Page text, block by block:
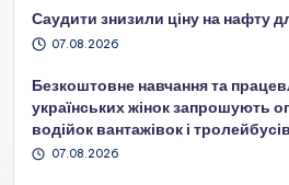
Саудити знизили ціну на нафту
07.08.2026
Безкоштовне навчання та
українських жінок запрошують
водійок вантажівок і тролейбусів
07.08.2026